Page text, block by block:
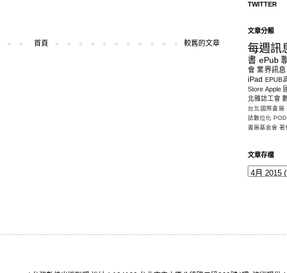
較舊的文章
首頁
TWITTER
文章分類
每週訊
書 ePub
會 業界訊息
iPad
EPUB
Store Apple
北雜誌工會
台北國際書展
誌數位化 POD
書展基金會 著
文章存檔